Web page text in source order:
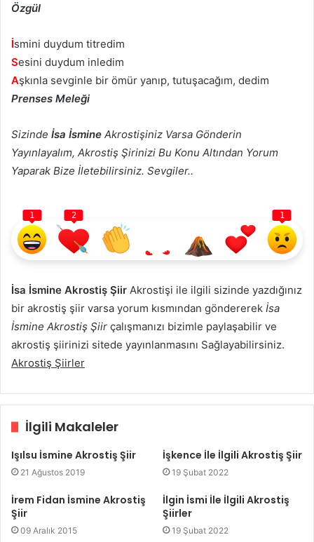
Özgül
İsmini duydum titredim
Sesini duydum inledim
Aşkınla sevginle bir ömür yanıp, tutuşacağım, dedim
Prenses Meleği
Sizinde İsa İsmine Akrostişiniz Varsa Gönderin
Yayınlayalım, Akrostiş Şirinizi Bu Konu Altından Yorum
Yaparak Bize İletebilirsiniz. Sevgiler..
1 2 1
İsa İsmine Akrostiş Şiir Akrostişi ile ilgili sizinde yazdığınız
bir akrostiş şiir varsa yorum kısmından göndererek İsa
İsmine Akrostiş Şiir çalışmanızı bizimle paylaşabilir ve
akrostiş şiirinizi sitede yayınlanmasını Sağlayabilirsiniz.
Akrostiş Şiirler
İlgili Makaleler
Işılsu İsmine Akrostiş Şiir
21 Ağustos 2019
İşkence İle İlgili Akrostiş Şiir
19 Şubat 2022
İrem Fidan İsmine Akrostiş
Şiir
09 Aralık 2015
İlgin İsmi İle İlgili Akrostiş
Şiirler
19 Şubat 2022